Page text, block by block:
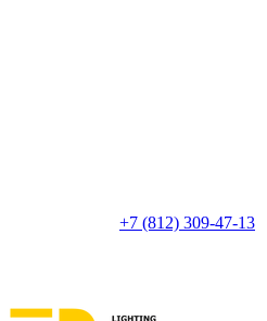
+7 (812) 309-47-13